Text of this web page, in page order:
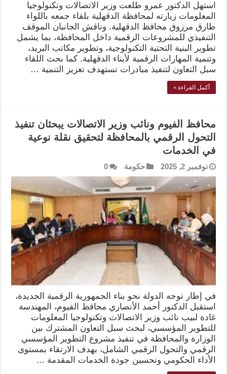
استهل الدكتور عمرو طلعت وزير الاتصالات وتكنولوجيا
المعلومات زيارته لمحافظة الدقهلية بلقاء جمعه باللواء
طارق مرزوق محافظ الدقهلية. وناقش الجانبان الموقف
التنفيذي للمشروعات الرقمية داخل المحافظة، بما يشمل
تطوير البنية التحتية التكنولوجية، وتطوير مكاتب البريد،
وتنمية المهارات الرقمية لأبناء الدقهلية. كما بحث اللقاء
سبل التعاون لتنفيذ مبادرات تستهدف تعزيز التنمية …
أكمل القراءة »
محافظ الفيوم ونائب وزير الاتصالات يبحثان تنفيذ
التحول الرقمي بالمحافظة لتحقيق نقلة نوعية
في الخدمات
نوفمبر 2, 2025 حكومة 0
في إطار توجه الدولة نحو بناء الجمهورية الرقمية الجديدة،
استقبل الدكتور أحمد الأنصاري محافظ الفيوم، المهندسة
غادة لبيب نائب وزير الاتصالات وتكنولوجيا المعلومات
للتطوير المؤسسي، لبحث سبل التعاون المشترك بين
الوزارة والمحافظة في تنفيذ مشروع التطوير المؤسسي
الرقمي والتحول الرقمي الشامل، بهدف الارتقاء بمستوى
الأداء الحكومي وتحسين جودة الخدمات المقدمة …